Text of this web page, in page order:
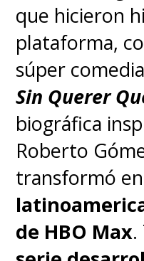
que hicieron
plataforma,
súper
Sin Querer
biográfica
Roberto
transformó en
de HBO Max.